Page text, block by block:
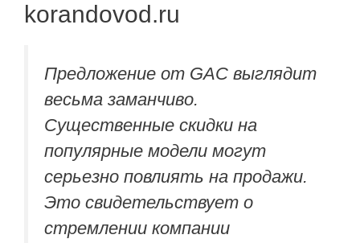
korandovod.ru
Предложение от GAC выглядит
весьма заманчиво.
Существенные скидки на
популярные модели могут
серьезно повлиять на продажи.
Это свидетельствует о
стремлении компании